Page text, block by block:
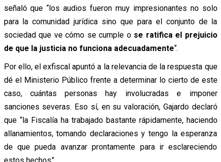
señaló que “los audios fueron muy impresionantes no solo
para la comunidad jurídica sino que para el conjunto de la
sociedad que ve cómo se cumple o se ratifica el prejuicio
de que la justicia no funciona adecuadamente“.
Por ello, el exfiscal apuntó a la relevancia de la respuesta que
dé el Ministerio Público frente a determinar lo cierto de este
caso, cuántas personas hay involucradas e imponer
sanciones severas. Eso sí, en su valoración, Gajardo declaró
que “la Fiscalía ha trabajado bastante rápidamente, haciendo
allanamientos, tomando declaraciones y tengo la esperanza
de que pueda avanzar prontamente para ir esclareciendo
estos hechos”.